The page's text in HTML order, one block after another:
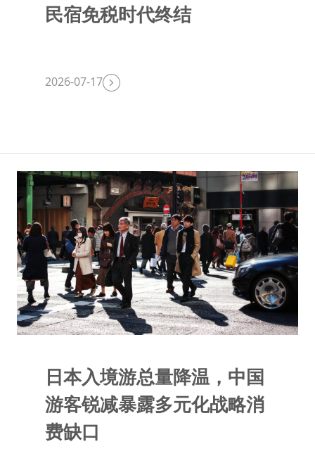
民宿免税时代终结
2026-07-17
日本入境游总量降温，中国
游客锐减暴露多元化战略消
费缺口